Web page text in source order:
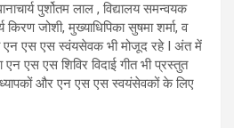
पुर्शोतम लाल , विद्यालय समन्वयक
किरण जोशी, मुख्याधिपिका सुषमा शर्मा, व
एन एस एस स्वंयसेवक भी मोजूद रहे I अंत में
एस एस शिविर विदाई गीत भी प्रस्तुत
और एन एस एस स्वयंसेवकों के लिए